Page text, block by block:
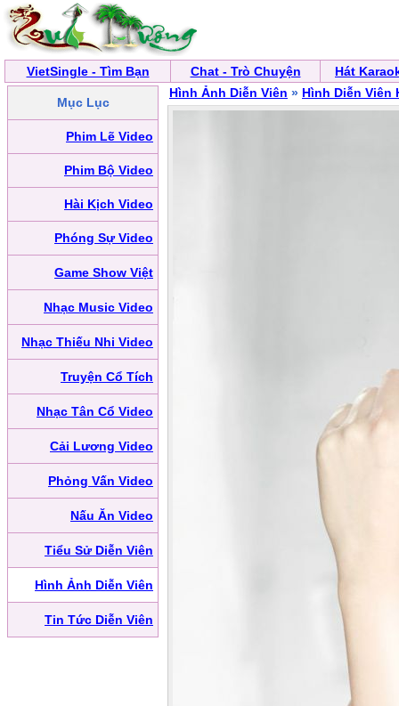
VietSingle - Tìm Bạn Chat - Trò Chuyện Hát
Mục Lục
Phim Lẽ Video
Phim Bộ Video
Hài Kịch Video
Phóng Sự Video
Game Show Việt
Nhạc Music Video
Nhạc Thiếu Nhi Video
Truyện Cổ Tích
Nhạc Tân Cổ Video
Cải Lương Video
Phỏng Vấn Video
Nấu Ăn Video
Tiểu Sử Diễn Viên
Hình Ảnh Diễn Viên
Tin Tức Diễn Viên
Hình Ảnh Diễn Viên » Hình Diễn Viên